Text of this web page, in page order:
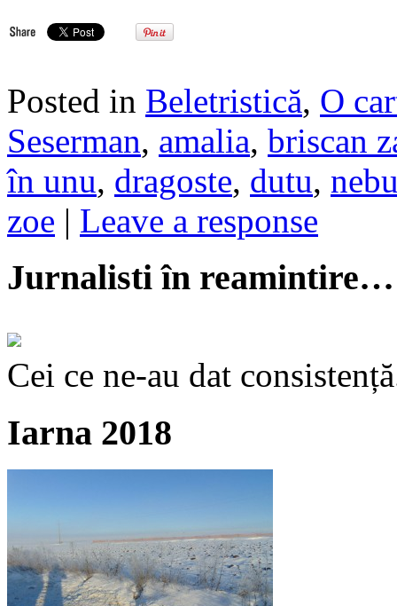
Posted in Beletristică, O
Seserman, amalia, briscan
în unu, dragoste, dutu,
zoe | Leave a response
Jurnalisti în reamintire…
Cei ce ne-au dat
Iarna 2018